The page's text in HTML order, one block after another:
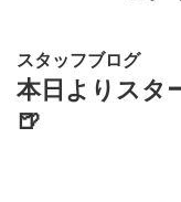
スタッフブログ
本日よりスタ
🍺